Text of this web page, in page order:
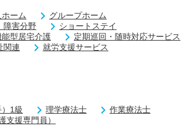
ーム
グループホーム
害分野
ショートステイ
型居宅介護
定期巡回・随時対応サービス
関連
就労支援サービス
1級 理学療法士
作業療法士
支援専門員）